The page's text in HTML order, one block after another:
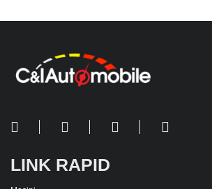
LINK RAPID